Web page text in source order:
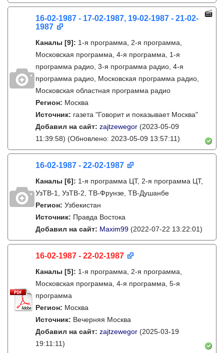
16-02-1987 - 17-02-1987, 19-02-1987 - 21-02-
1987
Каналы [9]: 1-я программа, 2-я программа,
Московская программа, 4-я программа, 1-я
программа радио, 3-я программа радио, 4-я
программа радио, Московская программа радио,
Московская областная программа радио
Регион: Москва
Источник: газета "Говорит и показывает Москва"
Добавил на сайт: zajtzewegor (2023-05-09
11:39:58) (Обновлено: 2023-05-09 13:57:11)
16-02-1987 - 22-02-1987
Каналы [6]: 1-я программа ЦТ, 2-я программа ЦТ,
УзТВ-1, УзТВ-2, ТВ-Фрунзе, ТВ-Душанбе
Регион: Узбекистан
Источник: Правда Востока
Добавил на сайт: Maxim99 (2022-07-22 13:22:01)
16-02-1987 - 22-02-1987
Каналы [5]: 1-я программа, 2-я программа,
Московская программа, 4-я программа, 5-я
программа
Регион: Москва
Источник: Вечерняя Москва
Добавил на сайт: zajtzewegor (2025-03-19
19:11:11)